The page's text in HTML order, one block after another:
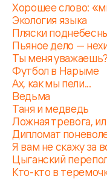
Хорошее слово:
Экология языка
Пляски
Пьяное дело —
Ты меня уважаешь?
Футбол в Нарыме
Ах, как мы пели...
Ведьма
Таня и медведь
Ложная тревога,
Дипломат
Я вам не скажу за
Цыганский
Кто-кто в